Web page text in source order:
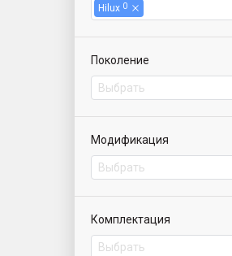
Hilux 0
Поколение
Выбрать
Модификация
Выбрать
Комплектация
Выбрать